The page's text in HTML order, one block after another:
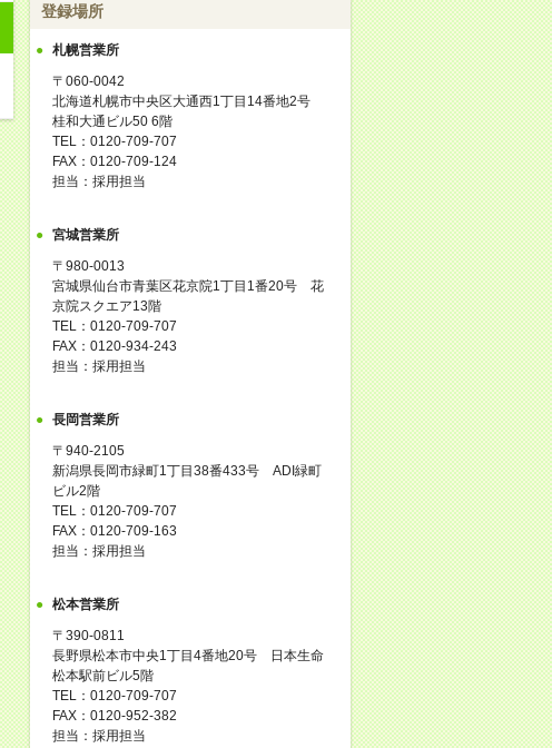
登録場所
札幌営業所
〒060-0042
北海道札幌市中央区大通西1丁目14番地2号
桂和大通ビル50 6階
TEL：0120-709-707
FAX：0120-709-124
担当：採用担当
宮城営業所
〒980-0013
宮城県仙台市青葉区花京院1丁目1番20号 花
京院スクエア13階
TEL：0120-709-707
FAX：0120-934-243
担当：採用担当
長岡営業所
〒940-2105
新潟県長岡市緑町1丁目38番433号 ADI緑町
ビル2階
TEL：0120-709-707
FAX：0120-709-163
担当：採用担当
松本営業所
〒390-0811
長野県松本市中央1丁目4番地20号 日本生命
松本駅前ビル5階
TEL：0120-709-707
FAX：0120-952-382
担当：採用担当